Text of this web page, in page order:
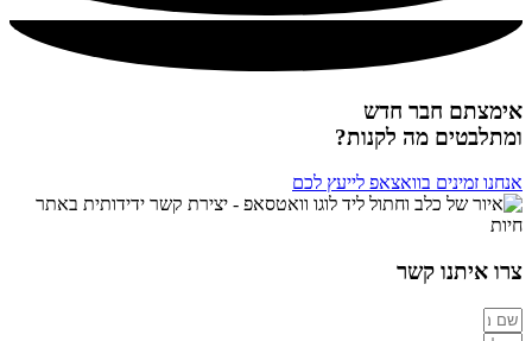
אימצתם חבר חדש
ומתלבטים מה לקנות?
אנחנו זמינים בוואצאפ לייעץ לכם
צרו איתנו קשר